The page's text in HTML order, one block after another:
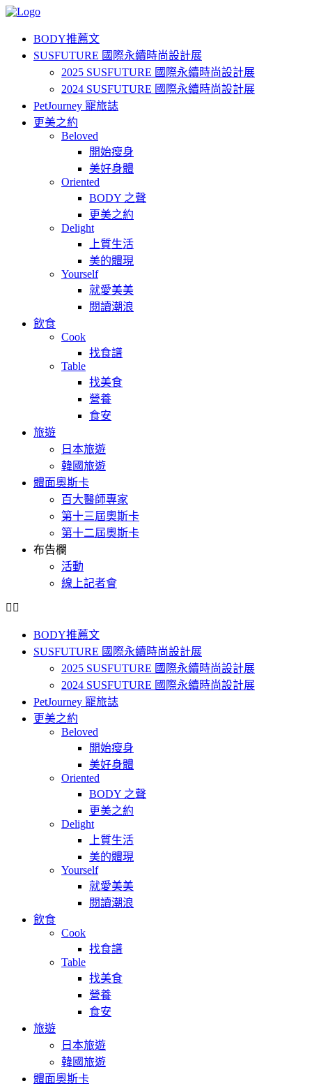
BODY推薦文
SUSFUTURE 國際永續時尚設計展
2025 SUSFUTURE 國際永續時尚設計展
2024 SUSFUTURE 國際永續時尚設計展
PetJourney 寵旅誌
更美之約
Beloved
開始瘦身
美好身體
Oriented
BODY 之聲
更美之約
Delight
上質生活
美的體現
Yourself
就愛美美
閱讀潮浪
飲食
Cook
找食譜
Table
找美食
營養
食安
旅遊
日本旅遊
韓國旅遊
體面奧斯卡
百大醫師專家
第十三屆奧斯卡
第十二屆奧斯卡
布告欄
活動
線上記者會
BODY推薦文
SUSFUTURE 國際永續時尚設計展
2025 SUSFUTURE 國際永續時尚設計展
2024 SUSFUTURE 國際永續時尚設計展
PetJourney 寵旅誌
更美之約
Beloved
開始瘦身
美好身體
Oriented
BODY 之聲
更美之約
Delight
上質生活
美的體現
Yourself
就愛美美
閱讀潮浪
飲食
Cook
找食譜
Table
找美食
營養
食安
旅遊
日本旅遊
韓國旅遊
體面奧斯卡